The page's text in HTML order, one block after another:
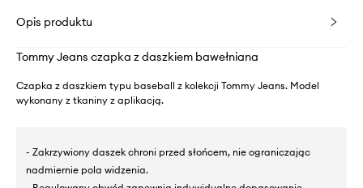
Opis produktu
Tommy Jeans czapka z daszkiem bawełniana
Czapka z daszkiem typu baseball z kolekcji Tommy Jeans. Model
wykonany z tkaniny z aplikacją.
- Zakrzywiony daszek chroni przed słońcem, nie ograniczając
nadmiernie pola widzenia.